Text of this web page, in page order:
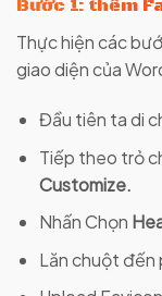
Bước 1: thêm
Thực hiện các
giao diện của
Đầu tiên ta di
Tiếp theo trỏ
Customize.
Nhấn Chọn
Lăn chuột đến